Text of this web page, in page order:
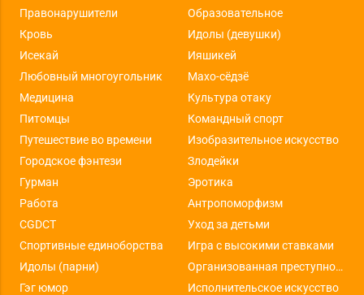
Правонарушители
Образовательное
Кровь
Идолы (девушки)
Исекай
Ияшикей
Любовный многоугольник
Махо-сёдзё
Медицина
Культура отаку
Питомцы
Командный спорт
Путешествие во времени
Изобразительное искусство
Городское фэнтези
Злодейки
Гурман
Эротика
Работа
Антропоморфизм
CGDCT
Уход за детьми
Спортивные единоборства
Игра с высокими ставками
Идолы (парни)
Организованная преступность
Гэг юмор
Исполнительское искусство